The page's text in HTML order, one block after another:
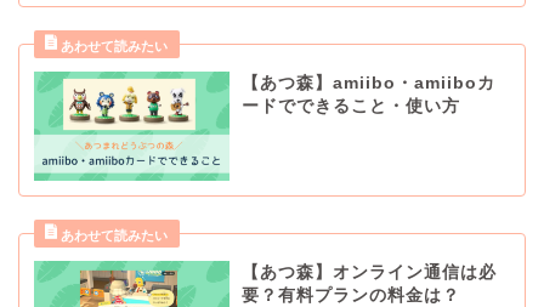
【あつ森】amiibo・amiiboカ
ードでできること・使い方
【あつ森】オンライン通信は必
要？有料プランの料金は？